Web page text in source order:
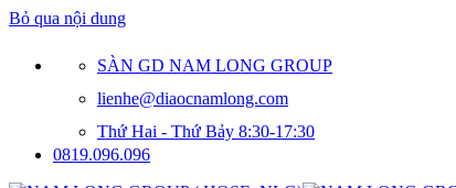
Bỏ qua nội dung
SÀN GD NAM LONG GROUP
lienhe@diaocnamlong.com
Thứ Hai - Thứ Bảy 8:30-17:30
0819.096.096